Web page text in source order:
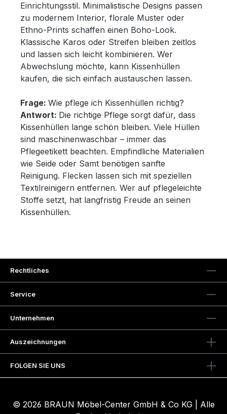
Einrichtungsstil. Minimalistische Designs passen
zu modernem Interior, florale Muster oder
Ethno-Prints schaffen einen Boho-Look.
Klassische Karos oder Streifen bleiben zeitlos
und lassen sich leicht kombinieren. Wer
Abwechslung möchte, kann Kissenhüllen
kaufen, die sich einfach austauschen lassen.
Frage: Wie pflege ich Kissenhüllen richtig?
Antwort: Die richtige Pflege sorgt dafür, dass
Kissenhüllen lange schön bleiben. Viele Hüllen
sind maschinenwaschbar – immer das
Pflegeetikett beachten. Empfindliche Materialien
wie Seide oder Samt benötigen sanfte
Reinigung. Flecken lassen sich mit speziellen
Textilreinigern entfernen. Wer auf pflegeleichte
Stoffe setzt, hat langfristig Freude an seinen
Kissenhüllen.
Rechtliches
Service
Unternehmen
Auszeichnungen
FOLGEN SIE UNS
© 2026 BRAUN Möbel-Center GmbH & Co KG | Alle